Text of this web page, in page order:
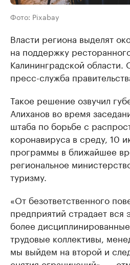
Фото: Pixabay
Власти региона выделят
на поддержку
Калининградской
пресс-служба
Такое решение озвучил
Алиханов во время
штаба по борьбе с
коронавируса в среду, 10
программы в ближайшее
региональное
туризму.
«От безответственного
предприятий страдает вся
более
трудовые коллективы,
мы выйдем на второй и